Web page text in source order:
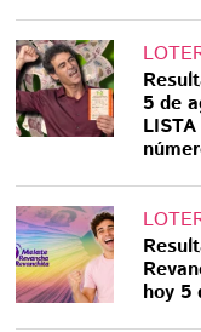
5 de
hoy 5